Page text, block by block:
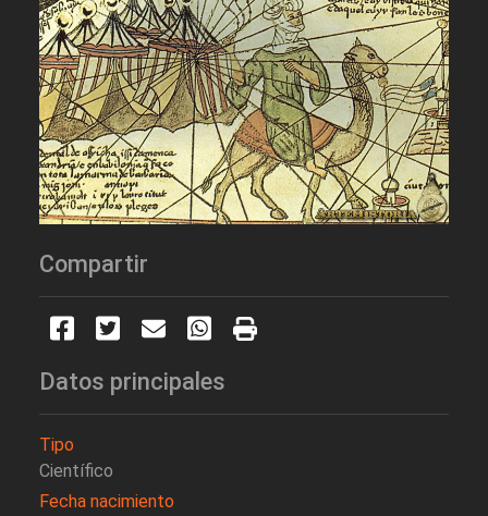
Compartir
Datos principales
Tipo
Científico
Fecha nacimiento